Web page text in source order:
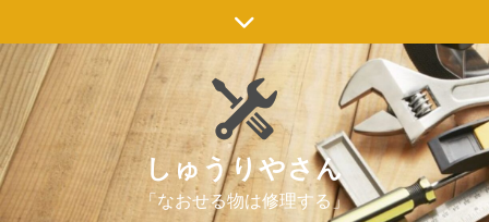
to
content
しゅうりやさん